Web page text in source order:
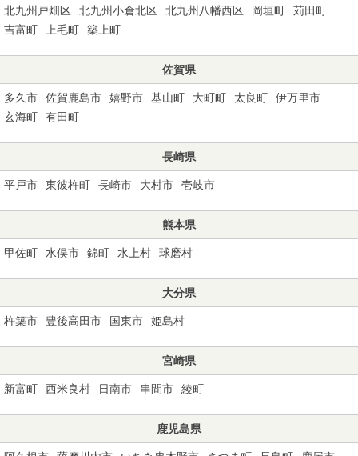
北九州戸畑区
北九州小倉北区 北九州八幡西区 岡垣町
苅田町
吉富町
上毛町 築上町
佐賀県
多久市 佐賀鹿島市 嬉野市 基山町 大町町 太良町
伊万里市
玄海町
有田町
長崎県
平戸市 東彼杵町 長崎市 大村市 壱岐市
熊本県
甲佐町 水俣市 錦町 水上村 球磨村
大分県
杵築市 豊後高田市 国東市 姫島村
宮崎県
新富町 西米良村 日南市 串間市 綾町
鹿児島県